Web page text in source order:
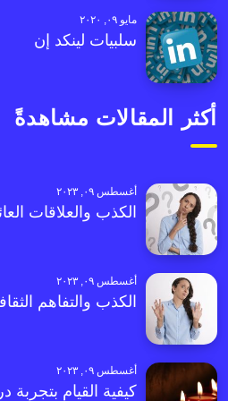
مايو ٠٩, ٢٠٢٠
سلبيات لينكد إن
أكثر المقالات مشاهدةً
أغسطس ٠٩, ٢٠٢٣
الكذب والعلاقات
أغسطس ٠٩, ٢٠٢٣
الكذب والتفاهم
أغسطس ٠٩, ٢٠٢٣
كيفية القيام